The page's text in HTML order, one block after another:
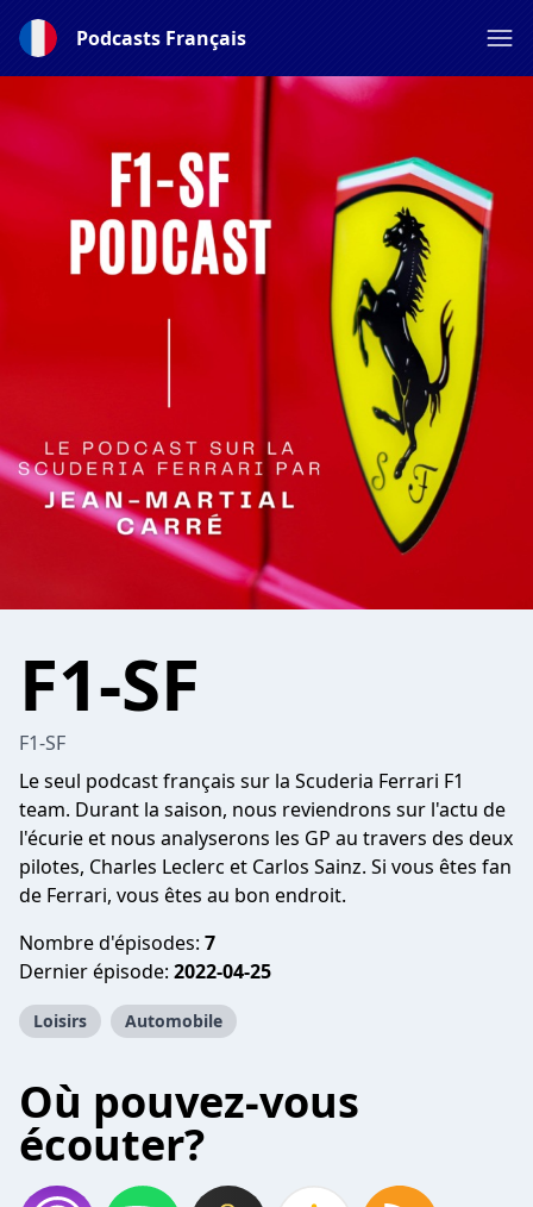
Podcasts Français
F1-SF
F1-SF
Le seul podcast français sur la Scuderia Ferrari F1
team. Durant la saison, nous reviendrons sur l'actu de
l'écurie et nous analyserons les GP au travers des deux
pilotes, Charles Leclerc et Carlos Sainz. Si vous êtes fan
de Ferrari, vous êtes au bon endroit.
Nombre d'épisodes: 7
Dernier épisode: 2022-04-25
Loisirs Automobile
Où pouvez-vous
écouter?